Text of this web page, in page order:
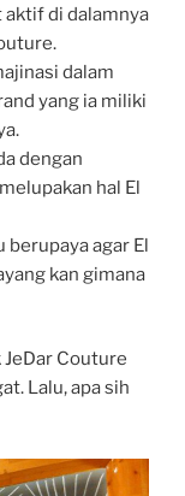
aktif di dalamnya
dalam
yang ia miliki
dengan
hal El
berupaya agar El
kan gimana
Couture
Lalu, apa sih